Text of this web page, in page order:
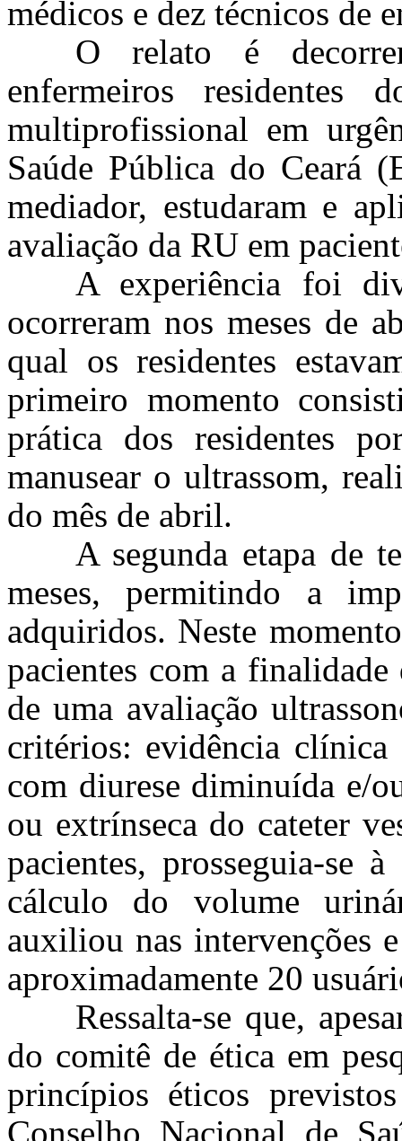
médicos e dez técnicos de
O relato é
enfermeiros residentes
multiprofissional em
Saúde Pública do Ceará
mediador, estudaram e
avaliação da RU em
A experiência foi
ocorreram nos meses de
qual os residentes
primeiro momento
prática dos residentes
manusear o ultrassom,
do mês de abril.
A segunda etapa de
meses, permitindo a
adquiridos. Neste
pacientes com a
de uma avaliação
critérios: evidência
com diurese diminuída e/
ou extrínseca do cateter
pacientes, prosseguia-se
cálculo do volume
auxiliou nas intervenções
aproximadamente 20
Ressalta-se que,
do comitê de ética em
princípios éticos
Conselho Nacional de